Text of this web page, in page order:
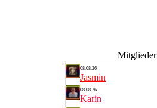
Mitglieder
08.08.26
Jasmin
08.08.26
Karin